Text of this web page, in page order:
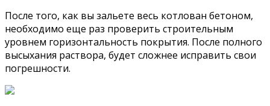
После того, как вы зальете весь котлован бетоном,
необходимо еще раз проверить строительным
уровнем горизонтальность покрытия. После полного
высыхания раствора, будет сложнее исправить свои
погрешности.